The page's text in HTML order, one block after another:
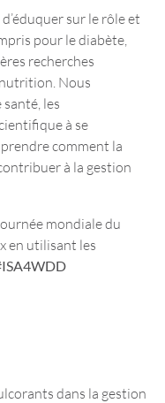
sur le rôle et
pour le diabète,
recherches
Nous
les
à se
comment la
à la gestion
mondiale du
en utilisant les
dans la gestion